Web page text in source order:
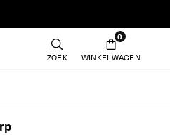
ZOEK
0
WINKELWAGEN